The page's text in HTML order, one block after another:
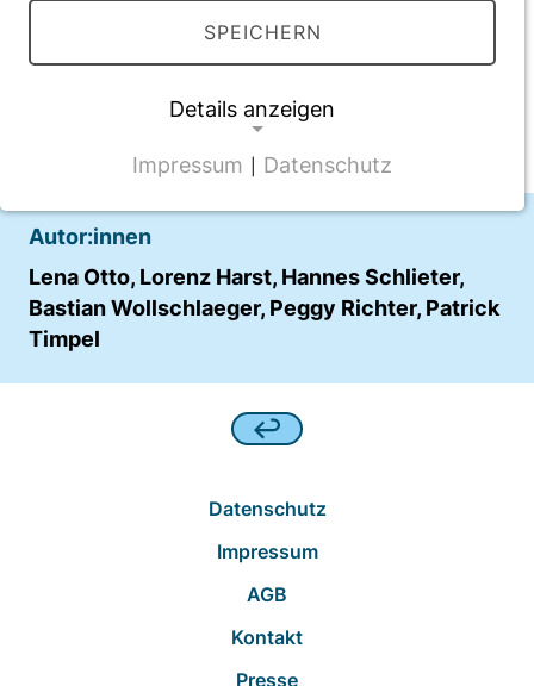
10.5220/0006651005330539
2018
Autor:innen
Lena Otto, Lorenz Harst, Hannes Schlieter,
Bastian Wollschlaeger, Peggy Richter, Patrick
Timpel
Datenschutz
Impressum
AGB
Kontakt
Presse
SPEICHERN
Details anzeigen
NOTWENDIGE COOKIES
CMS Cookie
Name:
fe_typo_user
Anbieter:
Frontend Benutzer Identifizierung
Impressum Datenschutz